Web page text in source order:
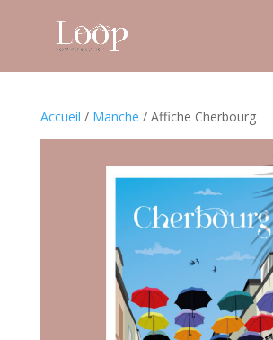
Accueil / Manche / Affiche Cherbourg